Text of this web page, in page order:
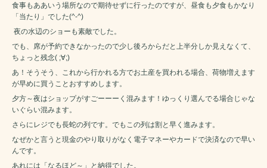
食事もああいう場所なので期待せずに行ったのですが、昼食も夕食もかなり
「当たり」でした(^-^)
夜の水辺のショーも素敵でした。
でも、席が予約できなかったので少し後ろからだと上半分しか見えなくて、
ちょっと残念( ;∀;)
あ！そうそう、これから行かれる方でお土産を買われる場合、荷物増えます
が早めに買うことおすすめします。
夕方～夜はショップがすごーーーく混みます！ゆっくり選んでる場合じゃな
いぐらい混みます。
さらにレジでも長蛇の列です。でもこの列は割と早く進みます。
なぜかと言うと現金のやり取りがなく電子マネーやカードで決済なので早い
んです。
あれには「なるほど～」と納得でした。